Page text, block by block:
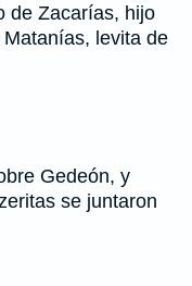
de Zacarías, hijo
levita de
Gedeón, y
se juntaron